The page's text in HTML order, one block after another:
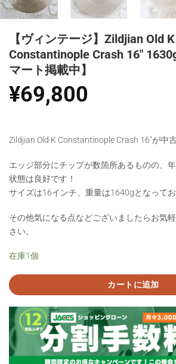
【ヴィンテージ】Zildjian Old K
Constantinople Crash 16″
マート掲載中】
¥69,800
Zildjian Old K Constantinople Crash 16″が中
エッジ部分にチップが数箇所あるものの、
状態は良好です！
サイズは16インチ、重量は1640gとなってお
その他気になる点などございましたらお気
さい。
在庫1個
カートに追加